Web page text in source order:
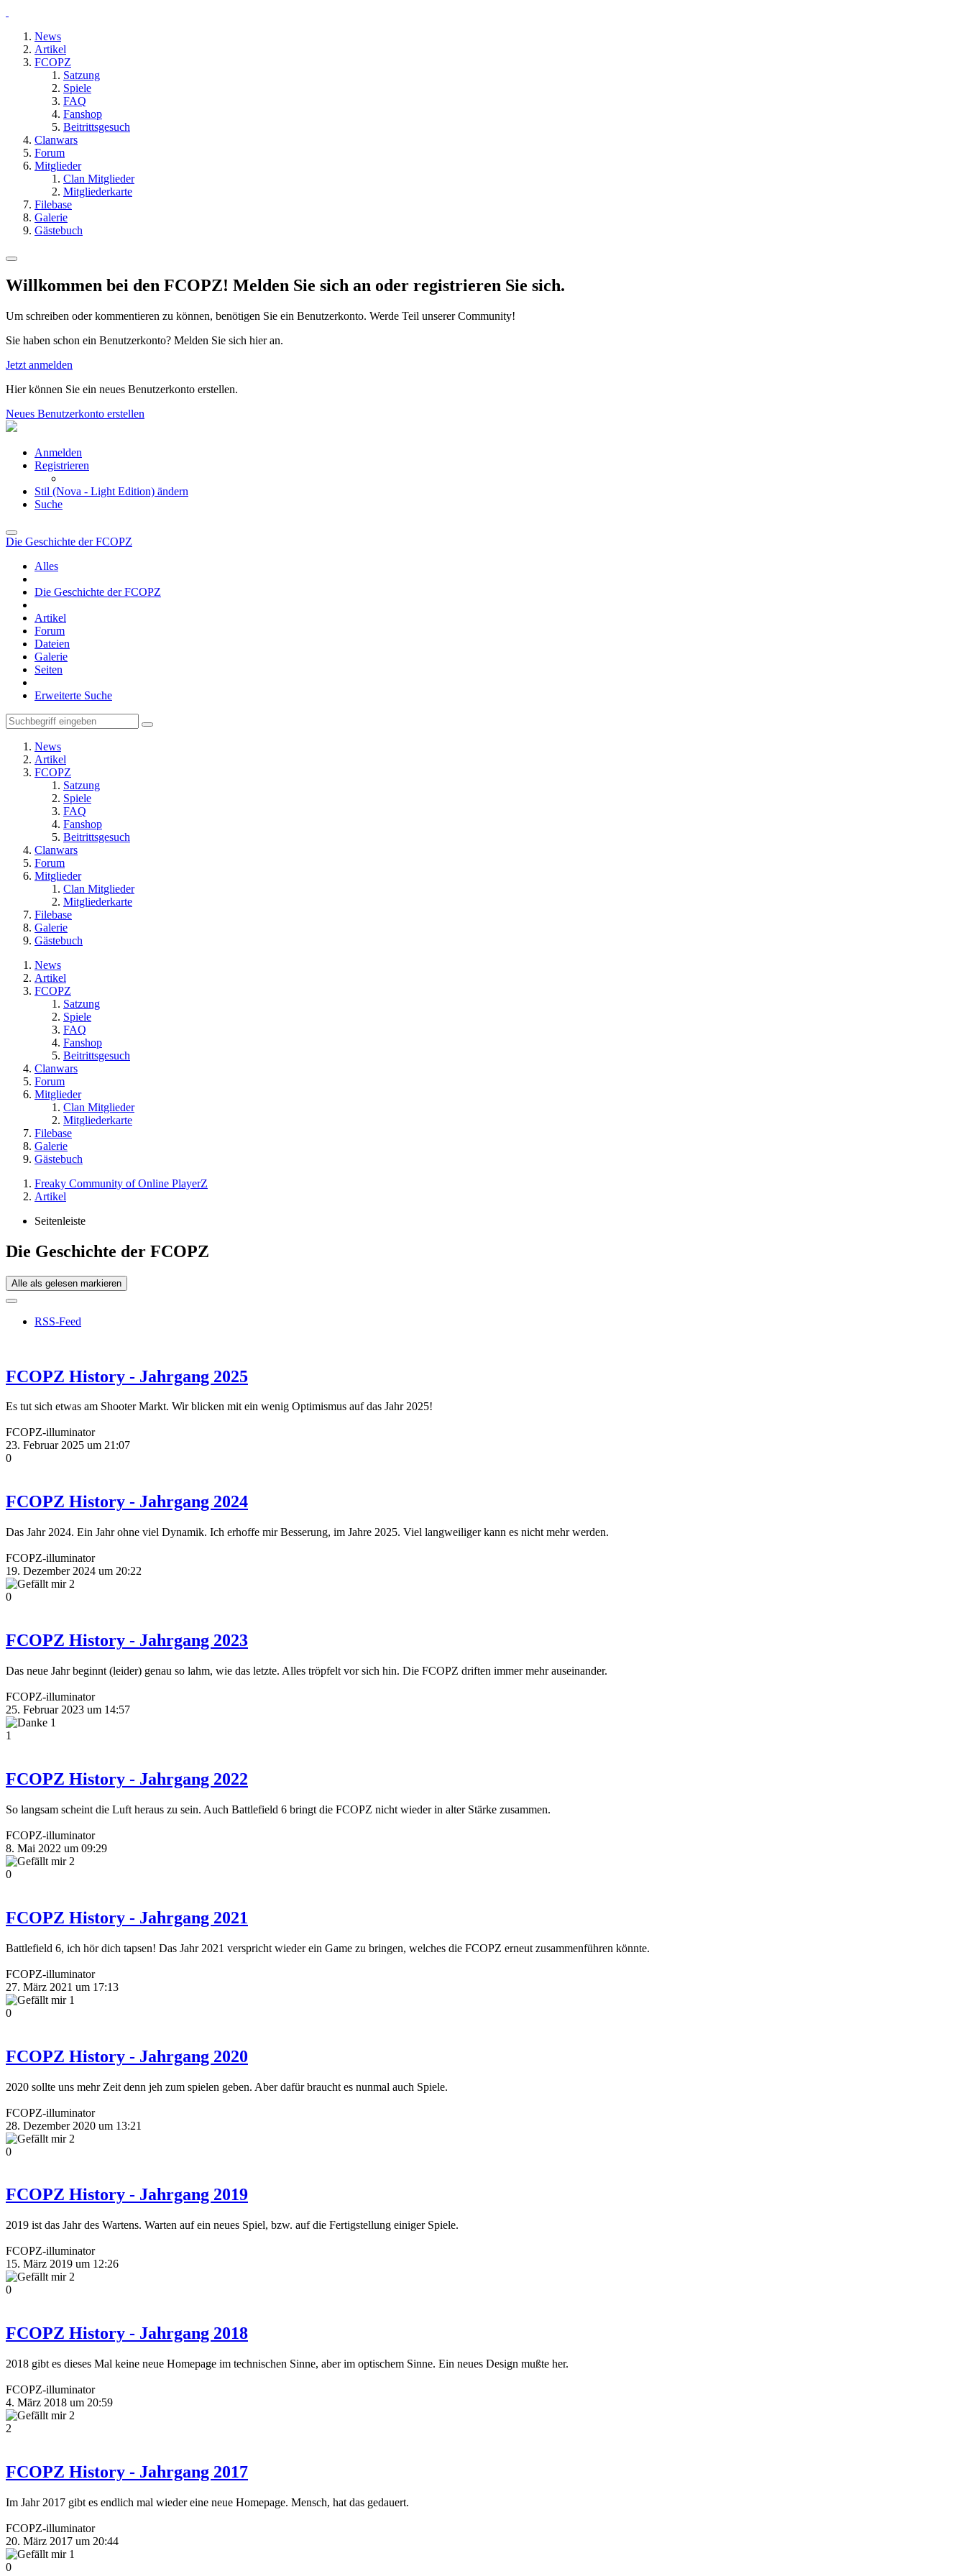
News
Artikel
FCOPZ
Satzung
Spiele
FAQ
Fanshop
Beitrittsgesuch
Clanwars
Forum
Mitglieder
Clan Mitglieder
Mitgliederkarte
Filebase
Galerie
Gästebuch
Willkommen bei den FCOPZ! Melden Sie sich an oder registrieren Sie sich.
Um schreiben oder kommentieren zu können, benötigen Sie ein Benutzerkonto. Werde Teil unserer Community!
Sie haben schon ein Benutzerkonto? Melden Sie sich hier an.
Jetzt anmelden
Hier können Sie ein neues Benutzerkonto erstellen.
Neues Benutzerkonto erstellen
Anmelden
Registrieren
Stil (Nova - Light Edition) ändern
Suche
Die Geschichte der FCOPZ
Alles
Die Geschichte der FCOPZ
Artikel
Forum
Dateien
Galerie
Seiten
Erweiterte Suche
News
Artikel
FCOPZ
Satzung
Spiele
FAQ
Fanshop
Beitrittsgesuch
Clanwars
Forum
Mitglieder
Clan Mitglieder
Mitgliederkarte
Filebase
Galerie
Gästebuch
News
Artikel
FCOPZ
Satzung
Spiele
FAQ
Fanshop
Beitrittsgesuch
Clanwars
Forum
Mitglieder
Clan Mitglieder
Mitgliederkarte
Filebase
Galerie
Gästebuch
Freaky Community of Online PlayerZ
Artikel
Seitenleiste
Die Geschichte der FCOPZ
Alle als gelesen markieren
RSS-Feed
FCOPZ History - Jahrgang 2025
Es tut sich etwas am Shooter Markt. Wir blicken mit ein wenig Optimismus auf das Jahr 2025!
FCOPZ-illuminator
23. Februar 2025 um 21:07
0
FCOPZ History - Jahrgang 2024
Das Jahr 2024. Ein Jahr ohne viel Dynamik. Ich erhoffe mir Besserung, im Jahre 2025. Viel langweiliger kann es nicht mehr werden.
FCOPZ-illuminator
19. Dezember 2024 um 20:22
2
0
FCOPZ History - Jahrgang 2023
Das neue Jahr beginnt (leider) genau so lahm, wie das letzte. Alles tröpfelt vor sich hin. Die FCOPZ driften immer mehr auseinander.
FCOPZ-illuminator
25. Februar 2023 um 14:57
1
1
FCOPZ History - Jahrgang 2022
So langsam scheint die Luft heraus zu sein. Auch Battlefield 6 bringt die FCOPZ nicht wieder in alter Stärke zusammen.
FCOPZ-illuminator
8. Mai 2022 um 09:29
2
0
FCOPZ History - Jahrgang 2021
Battlefield 6, ich hör dich tapsen! Das Jahr 2021 verspricht wieder ein Game zu bringen, welches die FCOPZ erneut zusammenführen könnte.
FCOPZ-illuminator
27. März 2021 um 17:13
1
0
FCOPZ History - Jahrgang 2020
2020 sollte uns mehr Zeit denn jeh zum spielen geben. Aber dafür braucht es nunmal auch Spiele.
FCOPZ-illuminator
28. Dezember 2020 um 13:21
2
0
FCOPZ History - Jahrgang 2019
2019 ist das Jahr des Wartens. Warten auf ein neues Spiel, bzw. auf die Fertigstellung einiger Spiele.
FCOPZ-illuminator
15. März 2019 um 12:26
2
0
FCOPZ History - Jahrgang 2018
2018 gibt es dieses Mal keine neue Homepage im technischen Sinne, aber im optischem Sinne. Ein neues Design mußte her.
FCOPZ-illuminator
4. März 2018 um 20:59
2
2
FCOPZ History - Jahrgang 2017
Im Jahr 2017 gibt es endlich mal wieder eine neue Homepage. Mensch, hat das gedauert.
FCOPZ-illuminator
20. März 2017 um 20:44
1
0